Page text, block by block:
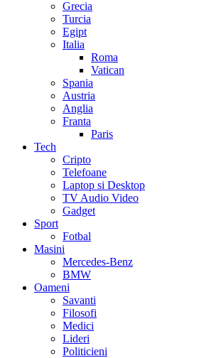
Grecia
Turcia
Egipt
Italia
Roma
Vatican
Spania
Austria
Anglia
Franta
Paris
Tech
Cripto
Telefoane
Laptop si Desktop
TV Audio Video
Gadget
Sport
Fotbal
Masini
Mercedes-Benz
BMW
Oameni
Savanti
Filosofi
Medici
Lideri
Politicieni